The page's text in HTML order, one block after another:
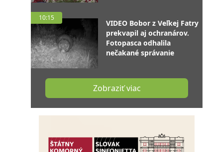
10:15
VIDEO Bobor z Veľkej Fatry
prekvapil aj ochranárov.
Fotopasca odhalila
nečakané správanie
Zobraziť viac